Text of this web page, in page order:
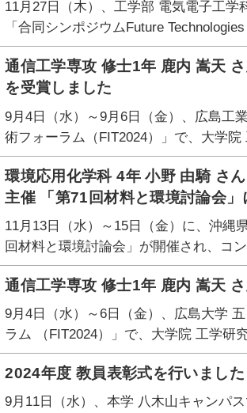
11月27日（木）、工学部 電気電子工
「合同シンポジウムFuture
通信工学専攻 修士1年 鹿内 嵩天
を受賞しました
9月4日（水）～9月6日（金）、広島工
術フォーラム（FIT2024）」で、大学
環境応用化学科 4年 小野 由騎 さ
主催 「第71回材料と環境討論会
11月13日（水）～15日（金）に、沖縄
回材料と環境討論会」が開催され、コ
通信工学専攻 修士1年 鹿内 嵩天
9月4日（水）～6日（金）、広島大学
ラム （FIT2024）」で、大学院 工学
2024年度 教員表彰式を行いました
9月11日（水）、本学 八木山キャンパ